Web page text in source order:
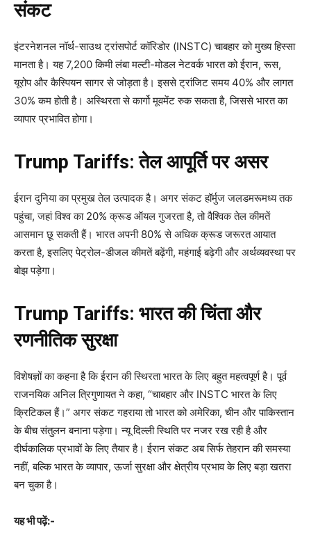
संकट
इंटरनेशनल नॉर्थ-साउथ ट्रांसपोर्ट कॉरिडोर (INSTC) चाबहार को मुख्य हिस्सा
मानता है। यह 7,200 किमी लंबा मल्टी-मोडल नेटवर्क भारत को ईरान, रूस,
यूरोप और कैस्पियन सागर से जोड़ता है। इससे ट्रांजिट समय 40% और लागत
30% कम होती है। अस्थिरता से कार्गो मूवमेंट रुक सकता है, जिससे भारत का
व्यापार प्रभावित होगा।
Trump Tariffs: तेल आपूर्ति पर असर
ईरान दुनिया का प्रमुख तेल उत्पादक है। अगर संकट हॉर्मुज जलडमरूमध्य तक
पहुंचा, जहां विश्व का 20% क्रूड ऑयल गुजरता है, तो वैश्विक तेल कीमतें
आसमान छू सकती हैं। भारत अपनी 80% से अधिक क्रूड जरूरत आयात
करता है, इसलिए पेट्रोल-डीजल कीमतें बढ़ेंगी, महंगाई बढ़ेगी और अर्थव्यवस्था पर
बोझ पड़ेगा।
Trump Tariffs: भारत की चिंता और
रणनीतिक सुरक्षा
विशेषज्ञों का कहना है कि ईरान की स्थिरता भारत के लिए बहुत महत्वपूर्ण है। पूर्व
राजनयिक अनिल त्रिगुणायत ने कहा, “चाबहार और INSTC भारत के लिए
क्रिटिकल हैं।” अगर संकट गहराया तो भारत को अमेरिका, चीन और पाकिस्तान
के बीच संतुलन बनाना पड़ेगा। न्यू दिल्ली स्थिति पर नजर रख रही है और
दीर्घकालिक प्रभावों के लिए तैयार है। ईरान संकट अब सिर्फ तेहरान की समस्या
नहीं, बल्कि भारत के व्यापार, ऊर्जा सुरक्षा और क्षेत्रीय प्रभाव के लिए बड़ा खतरा
बन चुका है।
यह भी पढ़ें:-